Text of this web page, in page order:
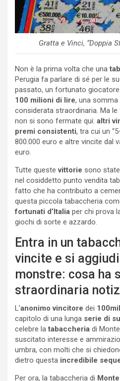
Gratta e Vinci, “Doppia
Non è la prima volta che una
Perugia fa parlare di sé per le
passato, un fortunato
100 milioni di lire, una somma
considerata straordinaria. Ma
non si sono fermate qui: altri
premi consistenti, tra cui un
800.000 euro e altre vincite dal
euro.
Tutte questevittorie sono
nel cosiddetto punto vendita
fatto che ha contribuito a
questa piccola tabaccheria
fortunati d’Italia per chi prova
giochi di sorte e azzardo.
Entra in un
vincite e si
monstre: cosa ha
straordinaria
L’anonimo vincitore dei
capitolo di una lunga serie di
celebre latabaccheria di
suscitato interesse e
umbra, con molti che si
dietro questa incredibile
Per ora, la tabaccheria di